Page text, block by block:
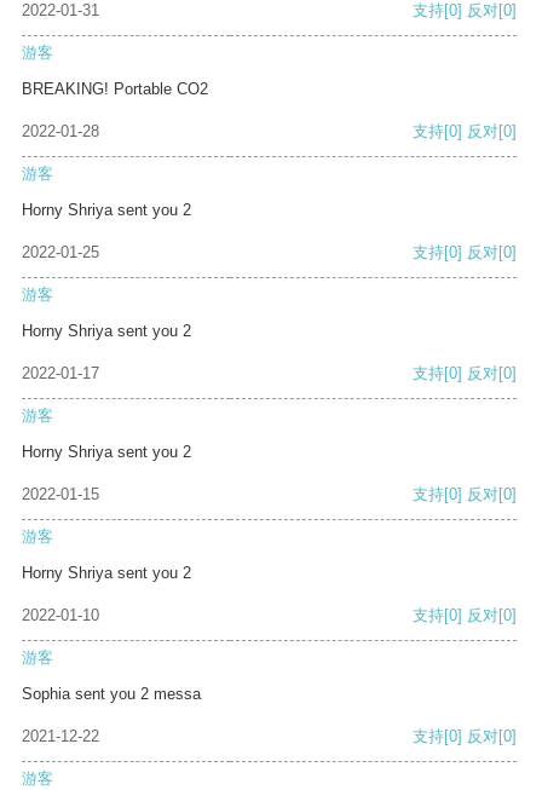
2022-01-31 支持[0] 反对[0]
游客
BREAKING! Portable CO2
2022-01-28 支持[0] 反对[0]
游客
Horny Shriya sent you 2
2022-01-25 支持[0] 反对[0]
游客
Horny Shriya sent you 2
2022-01-17 支持[0] 反对[0]
游客
Horny Shriya sent you 2
2022-01-15 支持[0] 反对[0]
游客
Horny Shriya sent you 2
2022-01-10 支持[0] 反对[0]
游客
Sophia sent you 2 messa
2021-12-22 支持[0] 反对[0]
游客